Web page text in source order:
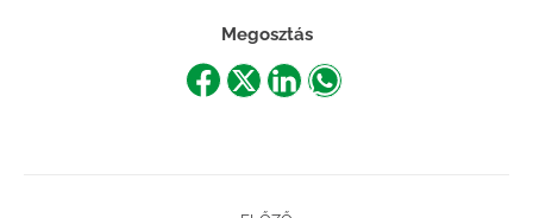
Megosztás
ShareShareShareShare